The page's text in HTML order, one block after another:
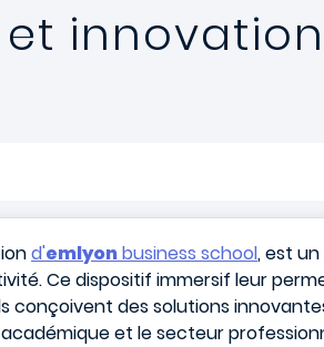
d'emlyonbusiness school, est
Ce dispositif immersif leur
conçoivent des solutions
et le secteur